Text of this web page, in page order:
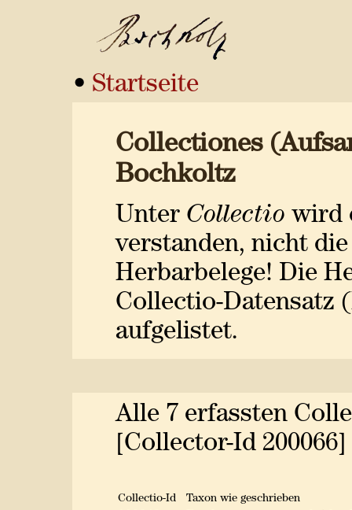
• Startseite
Collectiones
Bochkoltz
Unter Collectio wird
verstanden, nicht
Herbarbelege! Die
Collectio-Datensatz
aufgelistet.
Alle 7 erfassten
[Collector-Id 200066]
Collectio-Id Taxon wie geschrieben